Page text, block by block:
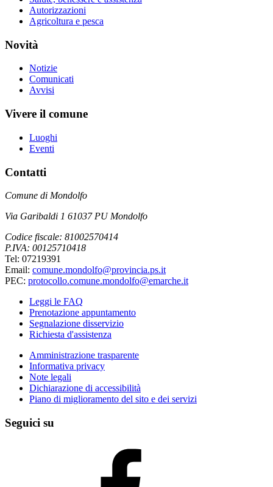
Autorizzazioni
Agricoltura e pesca
Novità
Notizie
Comunicati
Avvisi
Vivere il comune
Luoghi
Eventi
Contatti
Comune di Mondolfo
Via Garibaldi 1 61037 PU Mondolfo
Codice fiscale: 81002570414
P.IVA: 00125710418
Tel: 07219391
Email: comune.mondolfo@provincia.ps.it
PEC: protocollo.comune.mondolfo@emarche.it
Leggi le FAQ
Prenotazione appuntamento
Segnalazione disservizio
Richiesta d'assistenza
Amministrazione trasparente
Informativa privacy
Note legali
Dichiarazione di accessibilità
Piano di miglioramento del sito e dei servizi
Seguici su